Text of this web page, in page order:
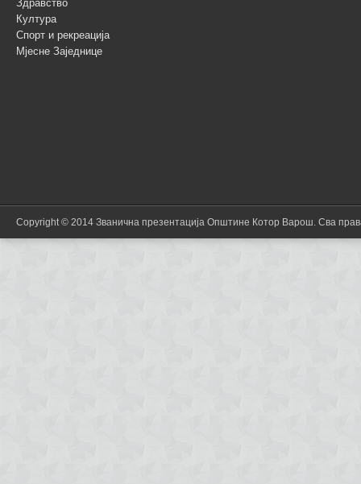
Здравство
Култура
Спорт и рекреација
Мјесне Заједнице
Copyright © 2014 Званична презентација Општине Котор Варош. Сва